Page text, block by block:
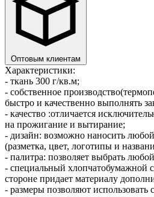
Оптовым клиентам
Характеристики:
- ткань 300 г/кв.м;
- собственное
быстро и качественно выполнять
- качество :отличается
на прожигание и вытирание;
- дизайн: возможно наносить
(разметка, цвет, логотипы и
- палитра: позволяет выбрать
- специальный хлопчатобумажной
стороне придает материалу
- размеры позволяют использовать